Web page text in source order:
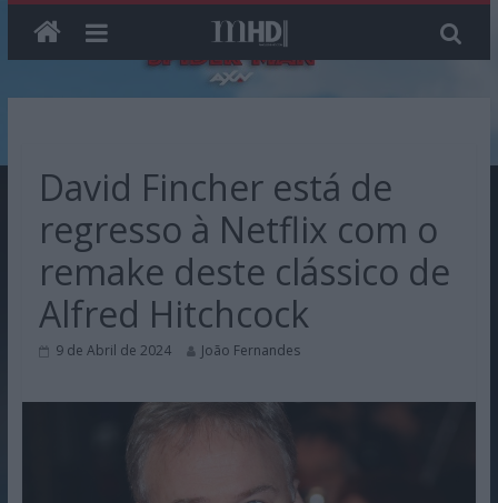
contentDavid Fincher está de
regresso à Netflix com o
remake deste clássico de
Alfred Hitchcock
9 de Abril de 2024 João Fernandes